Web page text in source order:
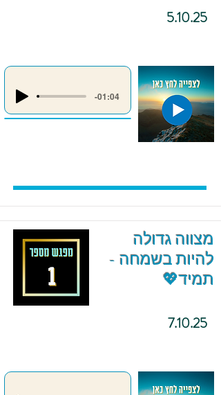
5.10.25
-01:04
מצווה גדולה
להיות בשמחה -
תמיד💖
7.10.25